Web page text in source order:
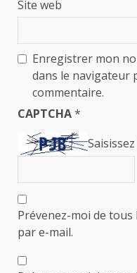
Site web
Enregistrer mon
dans le navigateur
commentaire.
CAPTCHA*
Prévenez-moi de
par e-mail.